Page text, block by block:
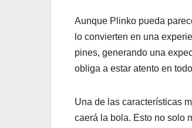
Aunque Plinko pueda
lo convierten en una
pines, generando una
obliga a estar atento en
Una de las características
caerá la bola. Esto no solo